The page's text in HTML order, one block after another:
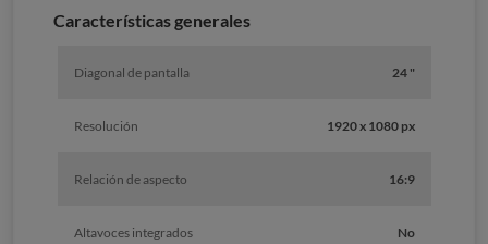
Caracterí­sticas generales
Diagonal de pantalla 24 "
Resolución 1920 x 1080 px
Relación de aspecto 16:9
Altavoces integrados No